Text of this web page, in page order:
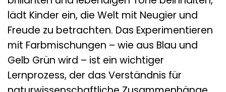
lädt Kinder ein, die Welt mit Neugier und
Freude zu betrachten. Das Experimentieren
mit Farbmischungen – wie aus Blau und
Gelb Grün wird – ist ein wichtiger
Lernprozess, der das Verständnis für